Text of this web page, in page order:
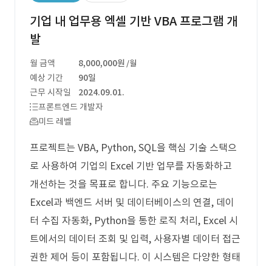
기업 내 업무용 엑셀 기반 VBA 프로그램 개
발
월 금액 8,000,000원 /월
예상 기간
90일
근무 시작일
2024.09.01.
프론트엔드 개발자
미드 레벨
프로젝트는 VBA, Python, SQL을 핵심 기술 스택으
로 사용하여 기업의 Excel 기반 업무를 자동화하고
개선하는 것을 목표로 합니다. 주요 기능으로는
Excel과 백엔드 서버 및 데이터베이스의 연결, 데이
터 수집 자동화, Python을 통한 로직 처리, Excel 시
트에서의 데이터 조회 및 입력, 사용자별 데이터 접근
권한 제어 등이 포함됩니다. 이 시스템은 다양한 형태